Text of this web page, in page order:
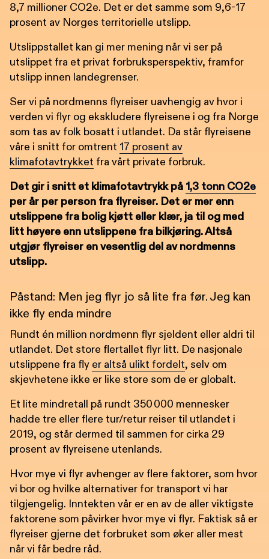
8,7 millioner CO2e. Det er det samme som 9,6-17
prosent av Norges territorielle utslipp.
Utslippstallet kan gi mer mening når vi ser på
utslippet fra et privat forbruksperspektiv, framfor
utslipp innen landegrenser.
Ser vi på nordmenns flyreiser uavhengig av hvor i
verden vi flyr og ekskludere flyreisene i og fra Norge
som tas av folk bosatt i utlandet. Da står flyreisene
våre i snitt for omtrent 17 prosent av
klimafotavtrykket fra vårt private forbruk.
Det gir i snitt et klimafotavtrykk på 1,3 tonn CO2e
per år per person fra flyreiser. Det er mer enn
utslippene fra bolig kjøtt eller klær, ja til og med
litt høyere enn utslippene fra bilkjøring. Altså
utgjør flyreiser en vesentlig del av nordmenns
utslipp.
Påstand: Men jeg flyr jo så lite fra før. Jeg kan
ikke fly enda mindre
Rundt én million nordmenn flyr sjeldent eller aldri til
utlandet. Det store flertallet flyr litt. De nasjonale
utslippene fra fly er altså ulikt fordelt, selv om
skjevhetene ikke er like store som de er globalt.
Et lite mindretall på rundt 350 000 mennesker
hadde tre eller flere tur/retur reiser til utlandet i
2019, og står dermed til sammen for cirka 29
prosent av flyreisene utenlands.
Hvor mye vi flyr avhenger av flere faktorer, som hvor
vi bor og hvilke alternativer for transport vi har
tilgjengelig. Inntekten vår er en av de aller viktigste
faktorene som påvirker hvor mye vi flyr. Faktisk så er
flyreiser gjerne det forbruket som øker aller mest
når vi får bedre råd.